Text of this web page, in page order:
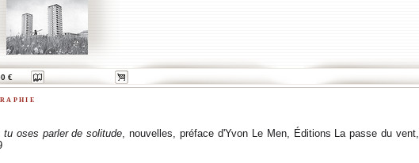
€
tu oses parler de solitude, nouvelles, préface d'Yvon Le Men, Éditions La passe du vent,